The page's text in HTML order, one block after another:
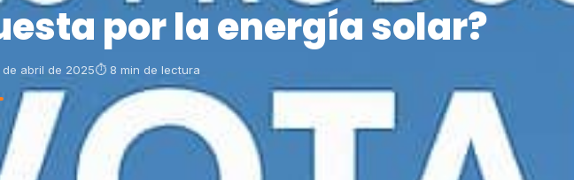
por la energía solar?
de abril de 2025⏱ 8 min de lectura